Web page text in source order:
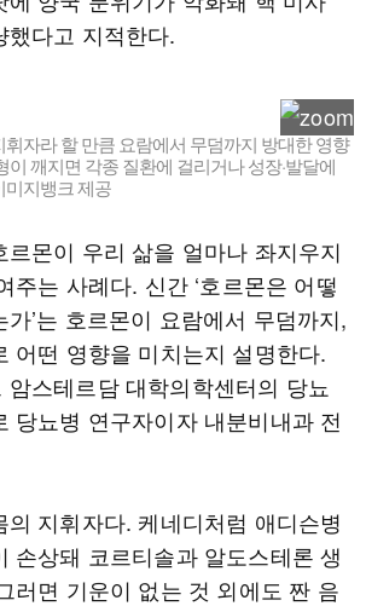
다고 지적한다.
자라 할 만큼 요람에서 무덤까지 방대한 영향
이 깨지면 각종 질환에 걸리거나 성장·발달에
미지뱅크 제공
르몬이 우리 삶을 얼마나 좌지우지
주는 사례다. 신간 ‘호르몬은 어떻
’는 호르몬이 요람에서 무덤까지,
어떤 영향을 미치는지 설명한다.
암스테르담 대학의학센터의 당뇨
당뇨병 연구자이자 내분비내과 전
의 지휘자다. 케네디처럼 애디슨병
손상돼 코르티솔과 알도스테론 생
러면 기운이 없는 것 외에도 짠 음